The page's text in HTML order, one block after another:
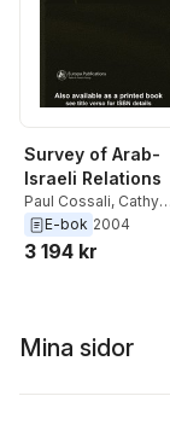
Survey of Arab-
Israeli Relations
Paul Cossali, Cathy
Hartley
E-bok 2004
3 194 kr
Mina sidor